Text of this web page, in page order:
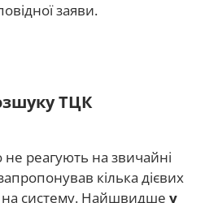
заяви.
ТЦК
не реагують на звичайні
кілька дієвих
на систему. Найшвидше у